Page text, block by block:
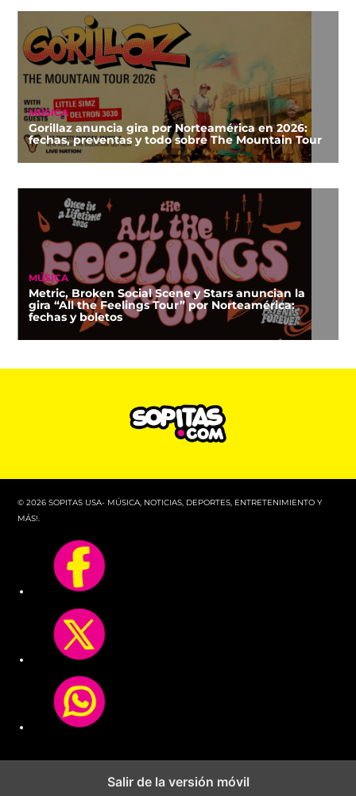
MÚSICA
Gorillaz anuncia gira por Norteamérica en 2026:
fechas, preventas y todo sobre The Mountain Tour
MÚSICA
Metric, Broken Social Scene y Stars anuncian la
gira “All the Feelings Tour” por Norteamérica:
fechas y boletos
© 2026 SOPITAS USA- MÚSICA, NOTICIAS, DEPORTES, ENTRETENIMIENTO Y
MÁS!.
Salir de la versión móvil